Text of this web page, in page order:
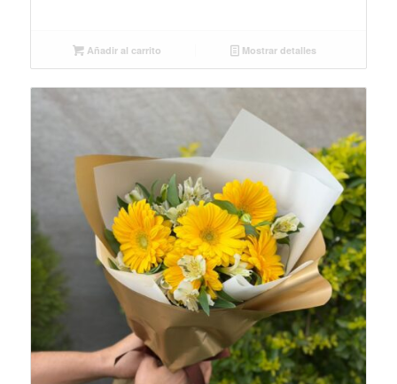
Añadir al carrito Mostrar detalles